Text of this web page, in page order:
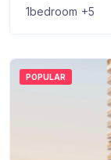
1bedroom +5
POPULAR